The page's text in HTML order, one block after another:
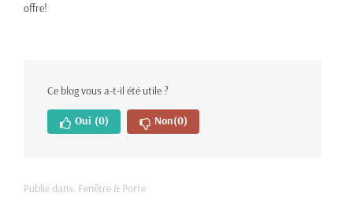
offre!
Ce blog vous a-t-il été utile ?
Oui (0) Non(0)
Publié dans: Fenêtre & Porte